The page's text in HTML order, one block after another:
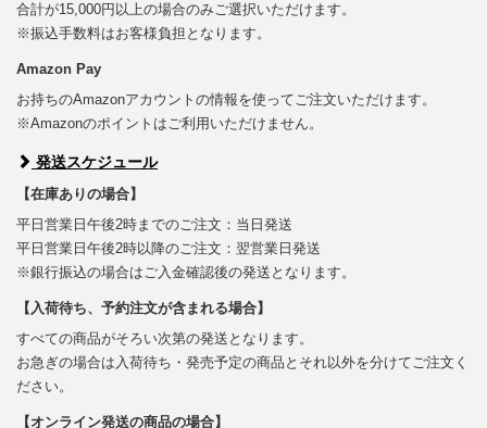
合計が15,000円以上の場合のみご選択いただけます。
※振込手数料はお客様負担となります。
Amazon Pay
お持ちのAmazonアカウントの情報を使ってご注文いただけます。
※Amazonのポイントはご利用いただけません。
発送スケジュール
【在庫ありの場合】
平日営業日午後2時までのご注文：当日発送
平日営業日午後2時以降のご注文：翌営業日発送
※銀行振込の場合はご入金確認後の発送となります。
【入荷待ち、予約注文が含まれる場合】
すべての商品がそろい次第の発送となります。
お急ぎの場合は入荷待ち・発売予定の商品とそれ以外を分けてご注文く
ださい。
【オンライン発送の商品の場合】